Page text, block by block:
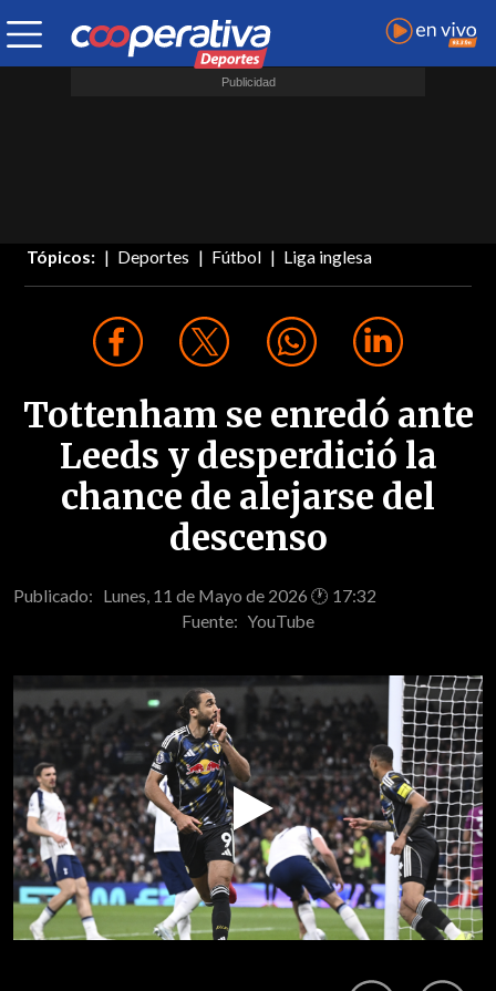
Tópicos: Deportes Fútbol Liga inglesa
Tottenham se enredó ante
Leeds y desperdició la
chance de alejarse del
descenso
Publicado: Lunes, 11 de Mayo de 2026 🕐 17:32
Fuente: YouTube
Play
Video